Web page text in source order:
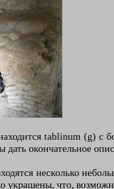
tablinum (g) с
окончательное
несколько
украшены, что,